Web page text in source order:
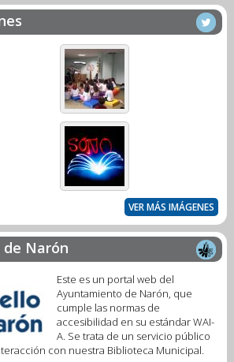
VER MÁS IMÁGENES
Narón
Este es un portal web del
Ayuntamiento de Narón, que
cumple las normas de
accesibilidad en su estándar WAI-
A. Se trata de un servicio público
con nuestra Biblioteca Municipal.